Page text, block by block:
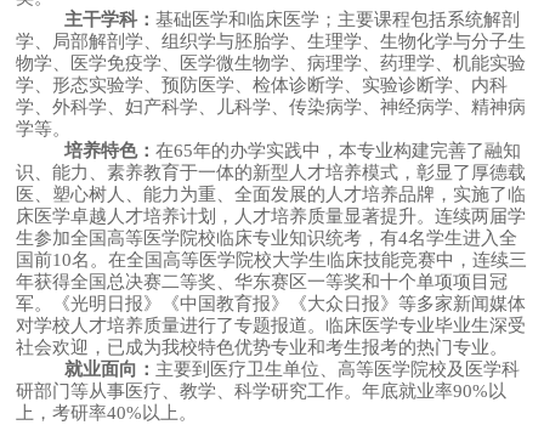
主干学科：基础医学和临床医学；主要课程包括系统解剖
学、局部解剖学、组织学与胚胎学、生理学、生物化学与分子生
物学、医学免疫学、医学微生物学、病理学、药理学、机能实验
学、形态实验学、预防医学、检体诊断学、实验诊断学、内科
学、外科学、妇产科学、儿科学、传染病学、神经病学、精神病
学等。
培养特色：在65年的办学实践中，本专业构建完善了融知
识、能力、素养教育于一体的新型人才培养模式，彰显了厚德载
医、塑心树人、能力为重、全面发展的人才培养品牌，实施了临
床医学卓越人才培养计划，人才培养质量显著提升。连续两届学
生参加全国高等医学院校临床专业知识统考，有4名学生进入全
国前10名。在全国高等医学院校大学生临床技能竞赛中，连续三
年获得全国总决赛二等奖、华东赛区一等奖和十个单项项目冠
军。《光明日报》《中国教育报》《大众日报》等多家新闻媒体
对学校人才培养质量进行了专题报道。临床医学专业毕业生深受
社会欢迎，已成为我校特色优势专业和考生报考的热门专业。
就业面向： 主要到医疗卫生单位、高等医学院校及医学科
研部门等从事医疗、教学、科学研究工作。年底就业率90%以
上，考研率40%以上。